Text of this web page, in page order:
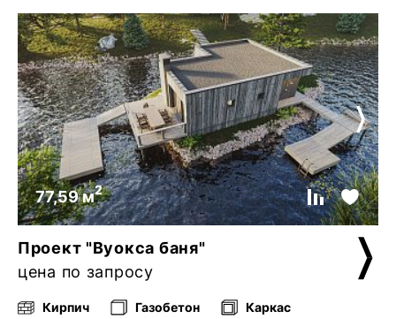
77,59 м2
Проект "Вуокса баня"
цена по запросу
Кирпич Газобетон Каркас